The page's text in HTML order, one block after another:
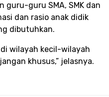
guru-guru SMA, SMK dan
dan rasio anak didik
dibutuhkan.
wilayah kecil-wilayah
khusus,” jelasnya.